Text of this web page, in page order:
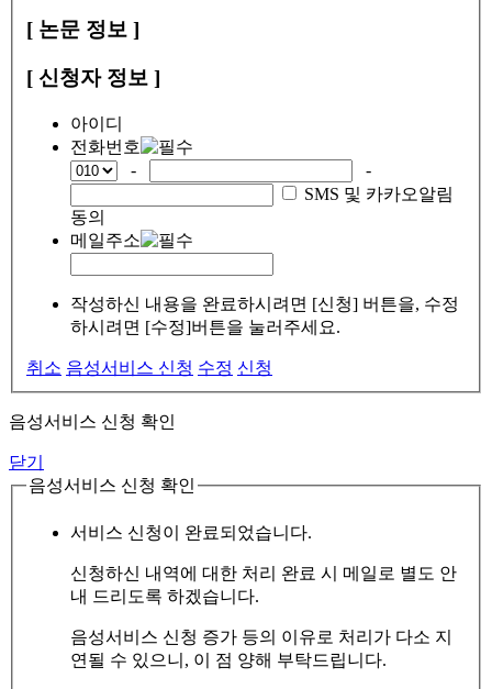
[ 논문 정보 ]
[ 신청자 정보 ]
아이디
전화번호
-
-
SMS 및 카카오알림
동의
메일주소
작성하신 내용을 완료하시려면 [신청] 버튼을, 수정
하시려면 [수정]버튼을 눌러주세요.
취소 음성서비스 신청 수정 신청
음성서비스 신청 확인
닫기
음성서비스 신청 확인
서비스 신청이 완료되었습니다.
신청하신 내역에 대한 처리 완료 시 메일로 별도 안
내 드리도록 하겠습니다.
음성서비스 신청 증가 등의 이유로 처리가 다소 지
연될 수 있으니, 이 점 양해 부탁드립니다.